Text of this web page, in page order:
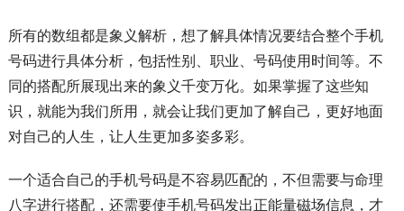
所有的数组都是象义解析，想了解具体情况要结合整个手机
号码进行具体分析，包括性别、职业、号码使用时间等。不
同的搭配所展现出来的象义千变万化。如果掌握了这些知
识，就能为我们所用，就会让我们更加了解自己，更好地面
对自己的人生，让人生更加多姿多彩。
一个适合自己的手机号码是不容易匹配的，不但需要与命理
八字进行搭配，还需要使手机号码发出正能量磁场信息，才